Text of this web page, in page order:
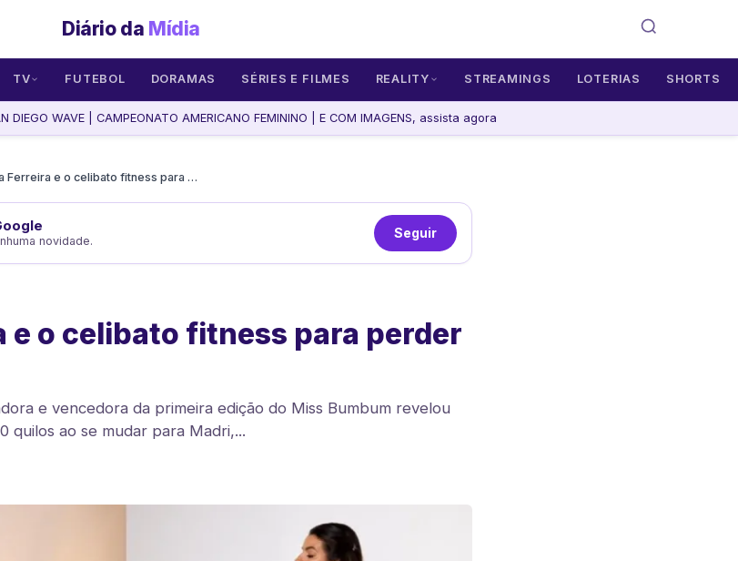
Diário da Mídia
TV FUTEBOL DORAMAS SÉRIES E FILMES REALITY STREAMINGS LOTERIAS SHORTS
DIEGO WAVE | CAMPEONATO AMERICANO FEMININO | E COM IMAGENS, assista agora
Rosana Ferreira e o celibato fitness para perder quase 10 kg
novidade.
Seguir
e o celibato fitness para perder
e vencedora da primeira edição do Miss Bumbum revelou
quilos ao se mudar para Madri,...